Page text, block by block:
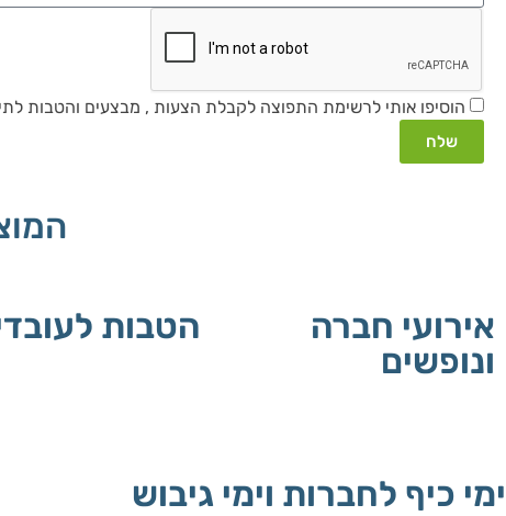
הוסיפו אותי לרשימת התפוצה לקבלת הצעות , מבצעים והטבות
שלח
אירועי חברה
ונופשים
הטבות
ימי כיף לחברות וימי גיבוש